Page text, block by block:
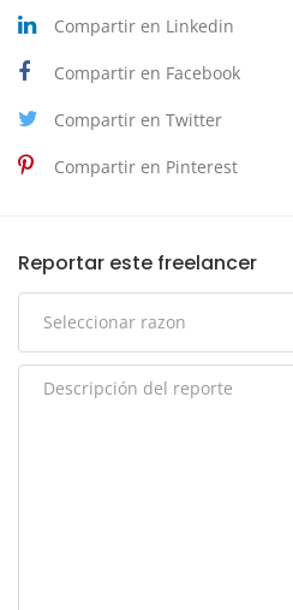
Compartir en Linkedin
Compartir en Facebook
Compartir en Twitter
Compartir en Pinterest
Reportar este freelancer